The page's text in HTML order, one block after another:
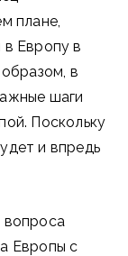
плане,
в Европу в
в
шаги
Поскольку
и впредь
вопроса
Европы с